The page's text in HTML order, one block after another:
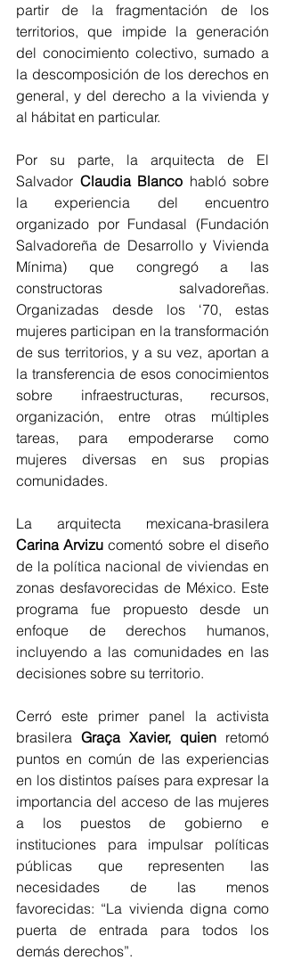
partir de la fragmentación de los
territorios, que impide la generación
del conocimiento colectivo, sumado a
la descomposición de los derechos en
general, y del derecho a la vivienda y
al hábitat en particular.
Por su parte, la arquitecta de El
Salvador Claudia Blanco habló sobre
la experiencia del encuentro
organizado por Fundasal (Fundación
Salvadoreña de Desarrollo y Vivienda
Mínima) que congregó a las
constructoras salvadoreñas.
Organizadas desde los ‘70, estas
mujeres participan en la transformación
de sus territorios, y a su vez, aportan a
la transferencia de esos conocimientos
sobre infraestructuras, recursos,
organización, entre otras múltiples
tareas, para empoderarse como
mujeres diversas en sus propias
comunidades.
Carina Arvizu comentó sobre el diseño
de la política nacional de viviendas en
zonas desfavorecidas de México. Este
programa fue propuesto desde un
enfoque de derechos humanos,
incluyendo a las comunidades en las
decisiones sobre su territorio.
Cerró este primer panel la activista
brasilera Graça Xavier, quien retomó
puntos en común de las experiencias
en los distintos países para expresar la
importancia del acceso de las mujeres
a los puestos de gobierno e
instituciones para impulsar políticas
públicas que representen las
necesidades de las menos
favorecidas: “La vivienda digna como
puerta de entrada para todos los
demás derechos”.